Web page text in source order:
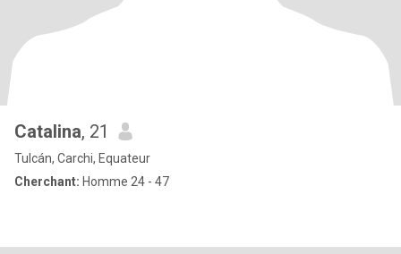
Catalina, 21
Tulcán, Carchi, Equateur
Cherchant: Homme 24 - 47